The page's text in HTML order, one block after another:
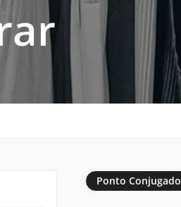
Ponto Conjugado